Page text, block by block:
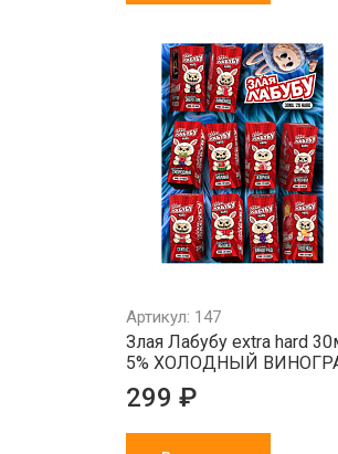
Артикул: 147
Злая Лабубу extra hard
5% ХОЛОДНЫЙ
299 ₽